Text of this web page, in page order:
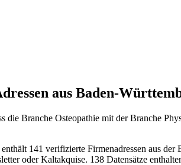
aus Baden-
die Branche Osteopathie mit der Branche
141 verifizierte Firmenadressen aus der
oder Kaltakquise. 138 Datensätze